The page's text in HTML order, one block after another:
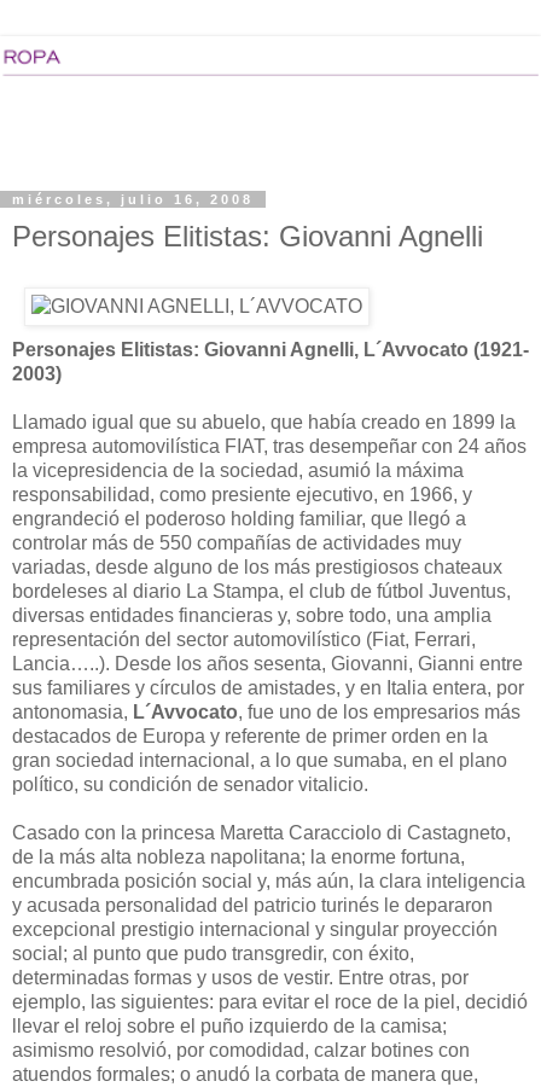
miércoles, julio 16, 2008
Personajes Elitistas: Giovanni Agnelli
Personajes Elitistas: Giovanni Agnelli, L´Avvocato (1921-
2003)
Llamado igual que su abuelo, que había creado en 1899 la
empresa automovilística FIAT, tras desempeñar con 24 años
la vicepresidencia de la sociedad, asumió la máxima
responsabilidad, como presiente ejecutivo, en 1966, y
engrandeció el poderoso holding familiar, que llegó a
controlar más de 550 compañías de actividades muy
variadas, desde alguno de los más prestigiosos chateaux
bordeleses al diario La Stampa, el club de fútbol Juventus,
diversas entidades financieras y, sobre todo, una amplia
representación del sector automovilístico (Fiat, Ferrari,
Lancia…..). Desde los años sesenta, Giovanni, Gianni entre
sus familiares y círculos de amistades, y en Italia entera, por
antonomasia, L´Avvocato, fue uno de los empresarios más
destacados de Europa y referente de primer orden en la
gran sociedad internacional, a lo que sumaba, en el plano
político, su condición de senador vitalicio.
Casado con la princesa Maretta Caracciolo di Castagneto,
de la más alta nobleza napolitana; la enorme fortuna,
encumbrada posición social y, más aún, la clara inteligencia
y acusada personalidad del patricio turinés le depararon
excepcional prestigio internacional y singular proyección
social; al punto que pudo transgredir, con éxito,
determinadas formas y usos de vestir. Entre otras, por
ejemplo, las siguientes: para evitar el roce de la piel, decidió
llevar el reloj sobre el puño izquierdo de la camisa;
asimismo resolvió, por comodidad, calzar botines con
atuendos formales; o anudó la corbata de manera que,